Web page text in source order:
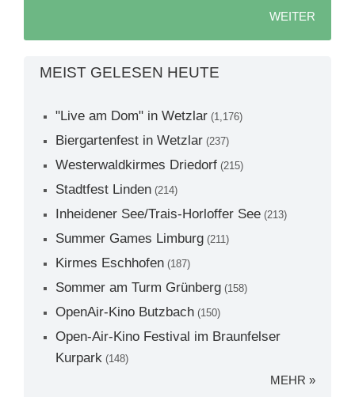
WEITER
MEIST GELESEN HEUTE
"Live am Dom" in Wetzlar (1,176)
Biergartenfest in Wetzlar (237)
Westerwaldkirmes Driedorf (215)
Stadtfest Linden (214)
Inheidener See/Trais-Horloffer See (213)
Summer Games Limburg (211)
Kirmes Eschhofen (187)
Sommer am Turm Grünberg (158)
OpenAir-Kino Butzbach (150)
Open-Air-Kino Festival im Braunfelser
Kurpark (148)
MEHR »